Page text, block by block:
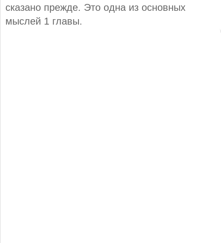
сказано прежде. Это одна из основных
мыслей 1 главы.